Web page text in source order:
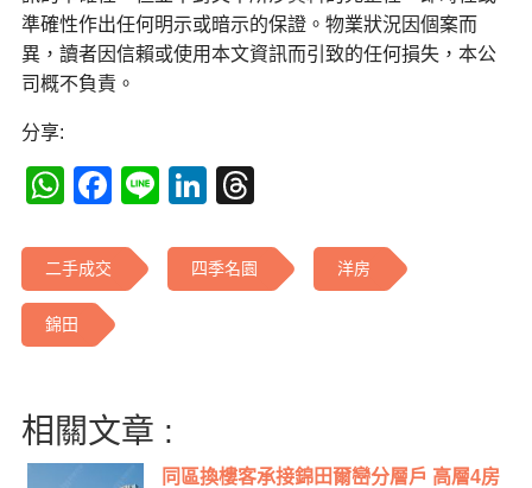
準確性作出任何明示或暗示的保證。物業狀況因個案而
異，讀者因信賴或使用本文資訊而引致的任何損失，本公
司概不負責。
分享:
WhatsApp
Facebook
LineLinkedIn
二手成交 四季名園 洋房
錦田
相關文章 :
同區換樓客承接錦田爾巒分層戶 高層4房